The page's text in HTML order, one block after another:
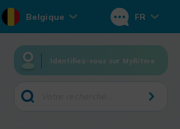
Belgique FR
Identifiez-vous sur MyRitme